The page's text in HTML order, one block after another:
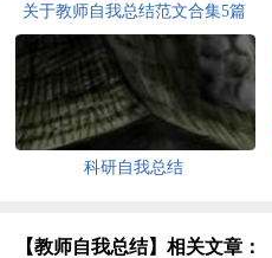
关于教师自我总结范文合集5篇
科研自我总结
【教师自我总结】相关文章：